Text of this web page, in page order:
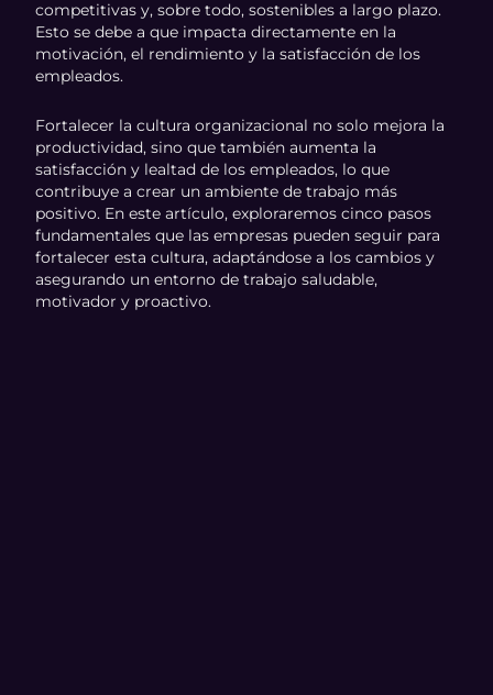
competitivas y, sobre todo, sostenibles a largo plazo.
Esto se debe a que impacta directamente en la
motivación, el rendimiento y la satisfacción de los
empleados.
Fortalecer la cultura organizacional no solo mejora la
productividad, sino que también aumenta la
satisfacción y lealtad de los empleados, lo que
contribuye a crear un ambiente de trabajo más
positivo. En este artículo, exploraremos cinco pasos
fundamentales que las empresas pueden seguir para
fortalecer esta cultura, adaptándose a los cambios y
asegurando un entorno de trabajo saludable,
motivador y proactivo.